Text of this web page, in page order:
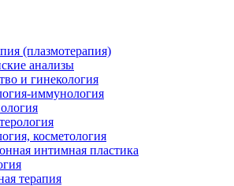
(плазмотерапия)
анализы
и гинекология
иммунология
косметология
интимная пластика
терапия